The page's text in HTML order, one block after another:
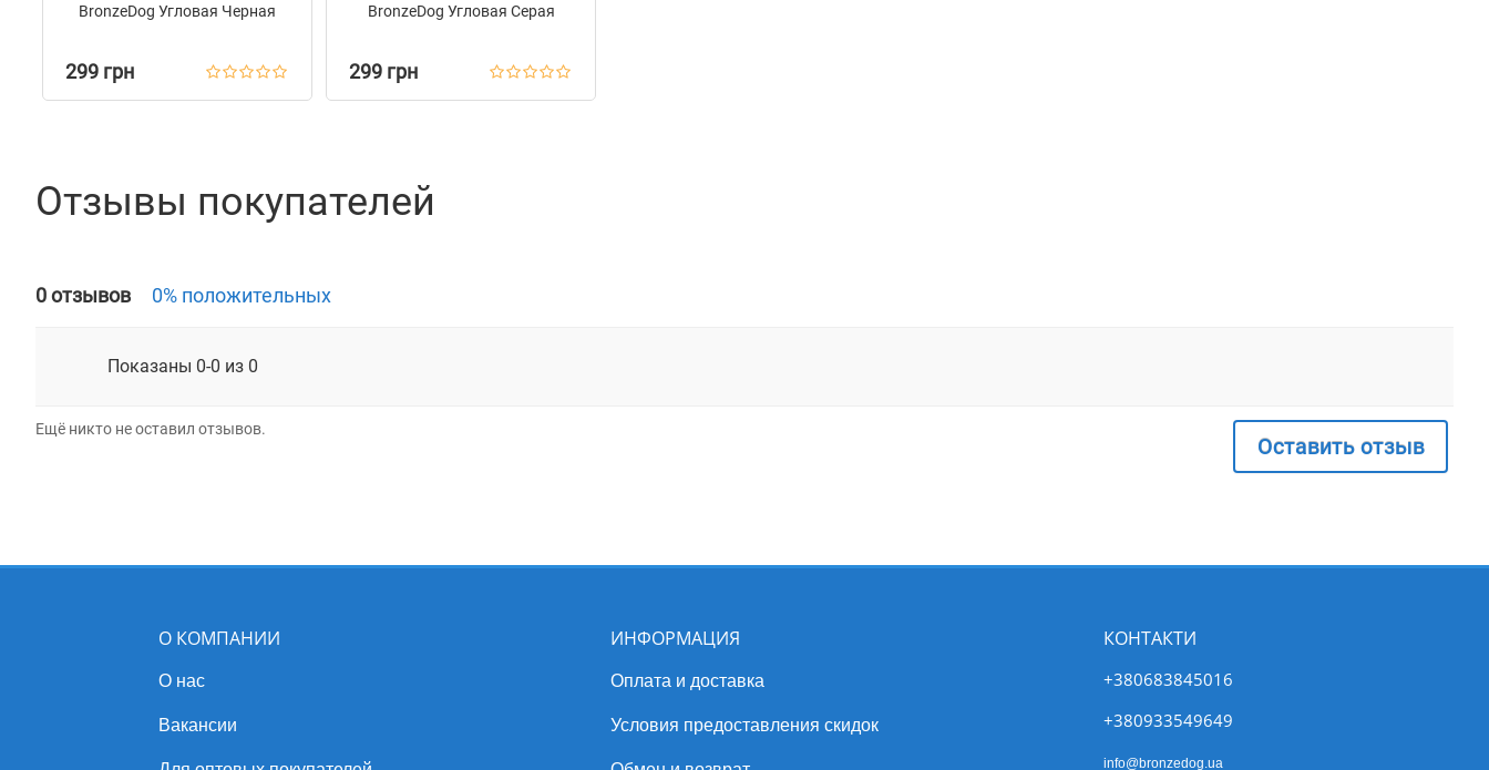
BronzeDog Угловая Черная
299 грн
BronzeDog Угловая Серая
299 грн
Отзывы покупателей
0 отзывов 0% положительных
Показаны 0-0 из 0
Ещё никто не оставил отзывов.
Оставить отзыв
О КОМПАНИИ
О нас
Вакансии
ИНФОРМАЦИЯ
Оплата и доставка
Условия предоставления скидок
КОНТАКТИ
+380683845016
+380933549649
info@bronzedog.ua